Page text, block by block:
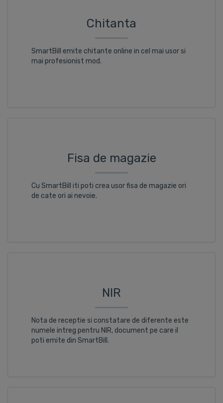
Chitanta
SmartBill emite chitante online in cel mai usor si
mai profesionist mod.
Fisa de magazie
Cu SmartBill iti poti crea usor fisa de magazie ori
de cate ori ai nevoie.
NIR
Nota de receptie si constatare de diferente este
numele intreg pentru NIR, document pe care il
poti emite din SmartBill.